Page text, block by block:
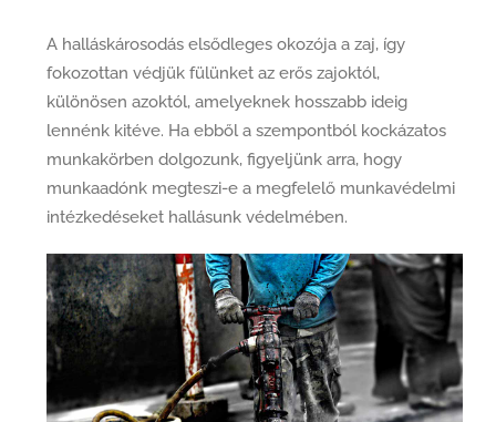
A halláskárosodás elsődleges okozója a zaj, így
fokozottan védjük fülünket az erős zajoktól,
különösen azoktól, amelyeknek hosszabb ideig
lennénk kitéve. Ha ebből a szempontból kockázatos
munkakörben dolgozunk, figyeljünk arra, hogy
munkaadónk megteszi-e a megfelelő munkavédelmi
intézkedéseket hallásunk védelmében.